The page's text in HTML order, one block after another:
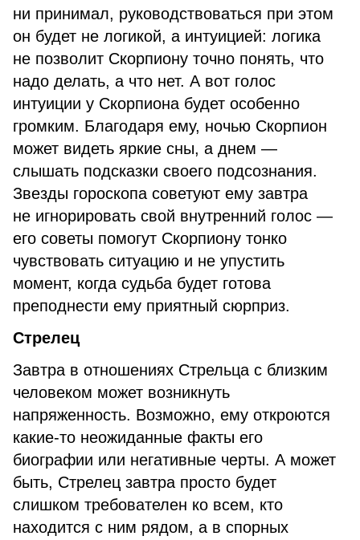
ни принимал, руководствоваться при этом
он будет не логикой, а интуицией: логика
не позволит Скорпиону точно понять, что
надо делать, а что нет. А вот голос
интуиции у Скорпиона будет особенно
громким. Благодаря ему, ночью Скорпион
может видеть яркие сны, а днем —
слышать подсказки своего подсознания.
Звезды гороскопа советуют ему завтра
не игнорировать свой внутренний голос —
его советы помогут Скорпиону тонко
чувствовать ситуацию и не упустить
момент, когда судьба будет готова
преподнести ему приятный сюрприз.
Стрелец
Завтра в отношениях Стрельца с близким
человеком может возникнуть
напряженность. Возможно, ему откроются
какие-то неожиданные факты его
биографии или негативные черты. А может
быть, Стрелец завтра просто будет
слишком требователен ко всем, кто
находится с ним рядом, а в спорных